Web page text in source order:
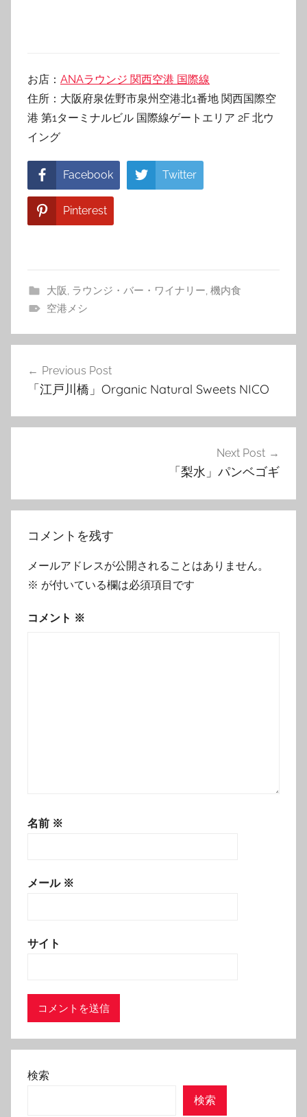
お店： ANAラウンジ 関西空港 国際線
住所：大阪府泉佐野市泉州空港北1番地 関西国際空
港 第1ターミナルビル 国際線ゲートエリア 2F 北ウ
イング
Facebook Twitter
Pinterest
大阪 ラウンジ・バー・ワイナリー 機内食
空港メシ
ビ
シ
Previous Post
「江戸川橋」Organic Natural Sweets NICO
Next Post
「梨水」パンベゴギ
コメントを残す
メールアドレスが公開されることはありません。
※ が付いている欄は必須項目です
コメント ※
名前 ※
メール ※
サイト
検索
検索